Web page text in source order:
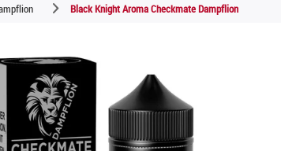
Black Knight Aroma Checkmate Dampflion